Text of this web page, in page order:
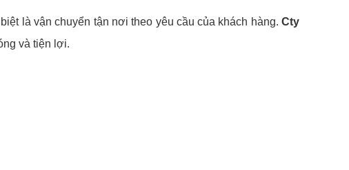
là vận chuyển tận nơi theo yêu cầu của khách hàng.Cty
và tiện lợi.